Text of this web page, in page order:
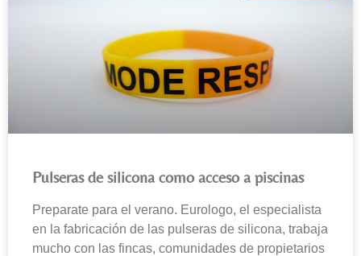
Pulseras de silicona como acceso a piscinas
Preparate para el verano. Eurologo, el especialista
en la fabricación de las pulseras de silicona, trabaja
mucho con las fincas, comunidades de propietarios